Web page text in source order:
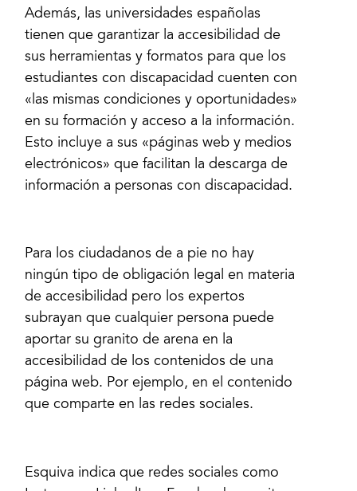
Además, las universidades españolas
tienen que garantizar la accesibilidad de
sus herramientas y formatos para que los
estudiantes con discapacidad cuenten con
«las mismas condiciones y oportunidades»
en su formación y acceso a la información.
Esto incluye a sus «páginas web y medios
electrónicos» que facilitan la descarga de
información a personas con discapacidad.
Para los ciudadanos de a pie no hay
ningún tipo de obligación legal en materia
de accesibilidad pero los expertos
subrayan que cualquier persona puede
aportar su granito de arena en la
accesibilidad de los contenidos de una
página web. Por ejemplo, en el contenido
que comparte en las redes sociales.
Esquiva indica que redes sociales como